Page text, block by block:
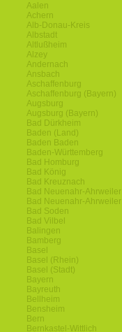
Aalen
Achern
Alb-Donau-Kreis
Albstadt
Altlußheim
Alzey
Andernach
Ansbach
Aschaffenburg
Aschaffenburg (Bayern)
Augsburg
Augsburg (Bayern)
Bad Dürkheim
Baden (Land)
Baden Baden
Baden-Württemberg
Bad Homburg
Bad König
Bad Kreuznach
Bad Neuenahr-Ahrweiler
Bad Neuenahr-Ahrweiler
Bad Soden
Bad Vilbel
Balingen
Bamberg
Basel
Basel (Rhein)
Basel (Stadt)
Bayern
Bayreuth
Bellheim
Bensheim
Bern
Bernkastel-Wittlich